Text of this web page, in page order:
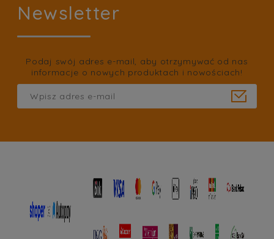
Newsletter
Podaj swój adres e-mail, aby otrzymywać od nas
informacje o nowych produktach i nowościach!